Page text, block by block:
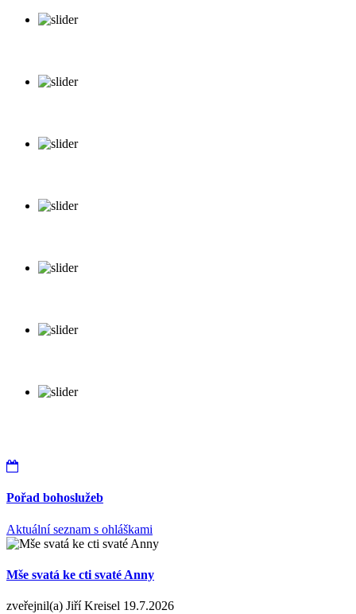
Pořad bohoslužeb
Aktuální seznam s ohláškami
Mše svatá ke cti svaté Anny
zveřejnil(a) Jiří Kreisel 19.7.2026